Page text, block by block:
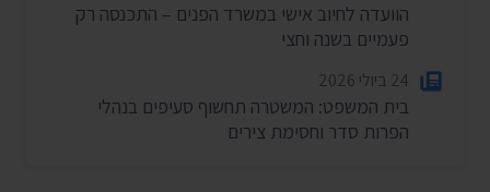
הוועדה לחיוב אישי במשרד הפנים – התכנסה רק
פעמיים בשנה וחצי
24 ביולי 2026
בית המשפט: המשטרה תחשוף סעיפים בנהלי
הפרות סדר וחסימת צירים